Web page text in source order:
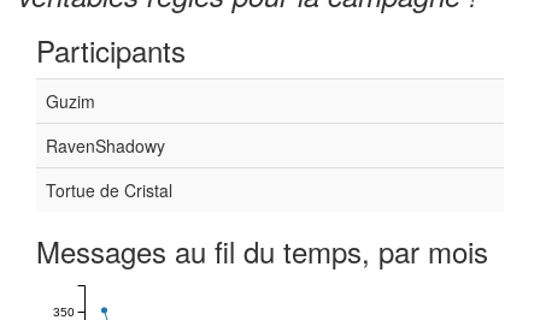
Participants
Guzim
RavenShadowy
Tortue de Cristal
Messages au fil du temps, par mois
350